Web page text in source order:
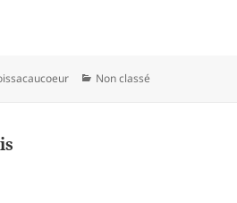
Catégories
Non classé